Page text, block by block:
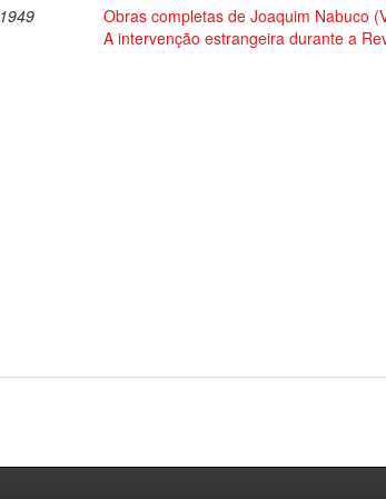
1949
Obras completas de Joaquim Nabuco
A intervenção estrangeira durante a